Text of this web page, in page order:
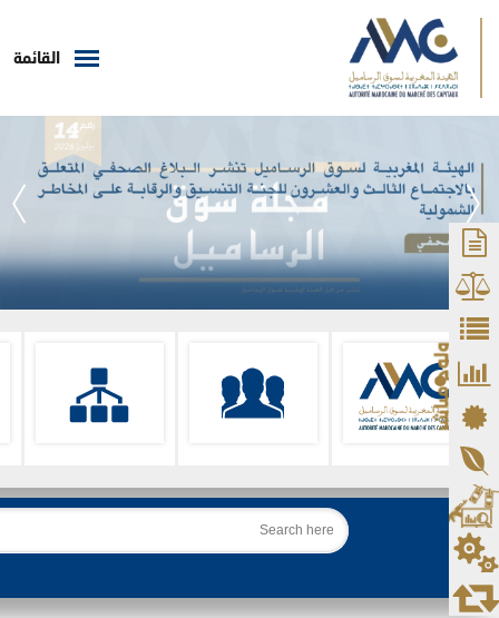
القائمة
بحث
ولوج مباشر